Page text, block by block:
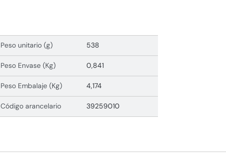
Peso unitario (g) 538
Peso Envase (Kg) 0,841
Peso Embalaje (Kg) 4,174
Código arancelario 39259010